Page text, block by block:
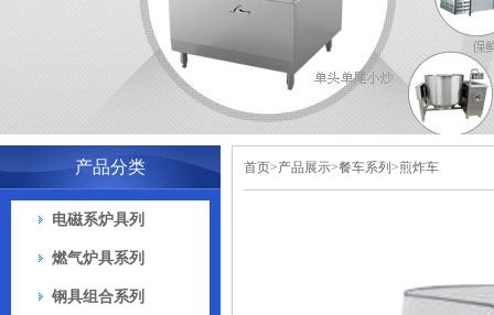
产品分类
电磁系炉具列
燃气炉具系列
钢具组合系列
首页>产品展示>餐车系列>煎炸车